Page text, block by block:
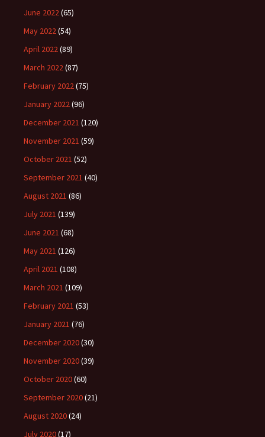
June 2022(65)
May 2022(54)
April 2022(89)
March 2022(87)
February 2022(75)
January 2022(96)
December 2021 (120)
November 2021 (59)
October 2021 (52)
September 2021 (40)
August 2021 (86)
July 2021 (139)
June 2021 (68)
May 2021 (126)
April 2021 (108)
March 2021 (109)
February 2021 (53)
January 2021 (76)
December 2020(30)
November 2020(39)
October 2020(60)
September 2020(21)
August 2020(24)
July 2020(17)